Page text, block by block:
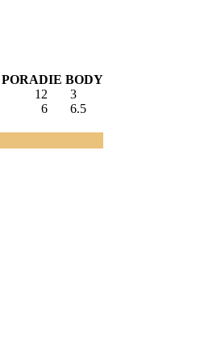
PORADIE BODY
12
3
6 6.5